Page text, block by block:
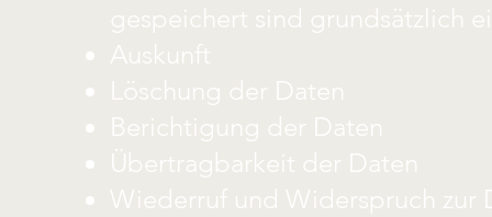
gespeichert sind grundsätzlich
Auskunft
Löschung der Daten
Berichtigung der Daten
Übertragbarkeit der Daten
Wiederruf und Widerspruch zur